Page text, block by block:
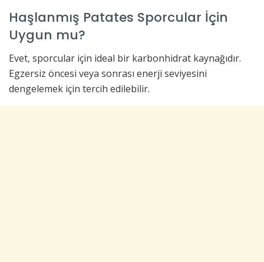
Haşlanmış Patates Sporcular İçin
Uygun mu?
Evet, sporcular için ideal bir karbonhidrat kaynağıdır.
Egzersiz öncesi veya sonrası enerji seviyesini
dengelemek için tercih edilebilir.